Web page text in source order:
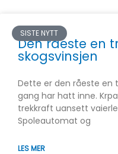
SISTE NYTT
Den råeste en
skogsvinsjen
Dette er den råeste en
gang har hatt inne.
trekkraft uansett
Spoleautomat og
LES MER